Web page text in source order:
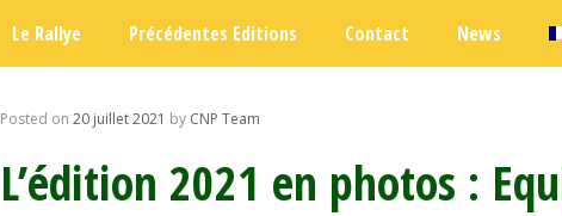
Le Rallye Précédentes Editions Contact News
Posted on20 juillet 2021 by CNP Team
L’édition 2021 en photos :